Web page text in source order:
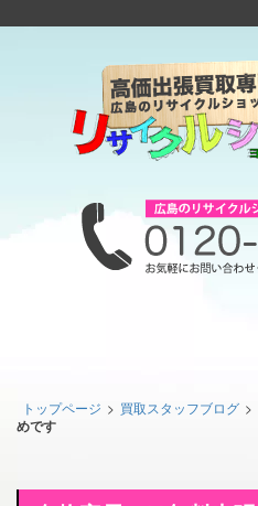
トップページ > 買取スタッフブログ >
めです